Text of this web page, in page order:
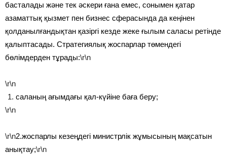
басталады және тек әскери ғана емес, сонымен қатар
азаматтық қызмет пен бизнес сферасында да кеңінен
қолданылғандықтан қазіргі кезде жеке ғылым саласы ретінде
қалыптасады. Стратегиялық жоспарлар төмендегі
бөлімдерден тұрады:\r\n
\r\n
саланың ағымдағы қал-күйіне баға беру;
\r\n
\r\n2.жоспарлы кезеңдегі министрлік жұмысының мақсатын
анықтау;\r\n